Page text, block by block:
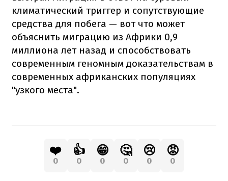
климатический триггер и сопутствующие
средства для побега — вот что может
объяснить миграцию из Африки 0,9
миллиона лет назад и способствовать
современным геномным доказательствам в
современных африканских популяциях
"узкого места".
❤️
0
👍
0
😁
0
🤔
0
😢
0
😡
0